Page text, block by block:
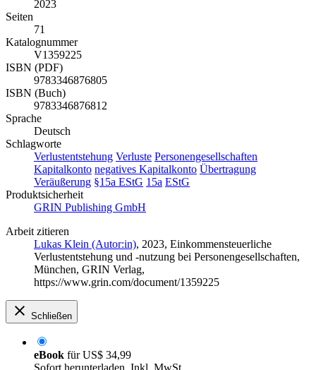
2023
Seiten
71
Katalognummer
V1359225
ISBN (PDF)
9783346876805
ISBN (Buch)
9783346876812
Sprache
Deutsch
Schlagworte
Verlustentstehung Verluste Personengesellschaften
Kapitalkonto negatives Kapitalkonto Übertragung
Veräußerung §15a EStG 15a EStG
Produktsicherheit
GRIN Publishing GmbH
Arbeit zitieren
Lukas Klein (Autor:in), 2023, Einkommensteuerliche
Verlustentstehung und -nutzung bei Personengesellschaften,
München, GRIN Verlag,
https://www.grin.com/document/1359225
Schließen
eBook fürUS$ 34,99